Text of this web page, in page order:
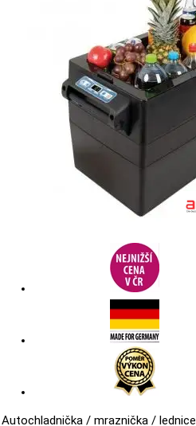
Autochladnička / mraznička / lednice